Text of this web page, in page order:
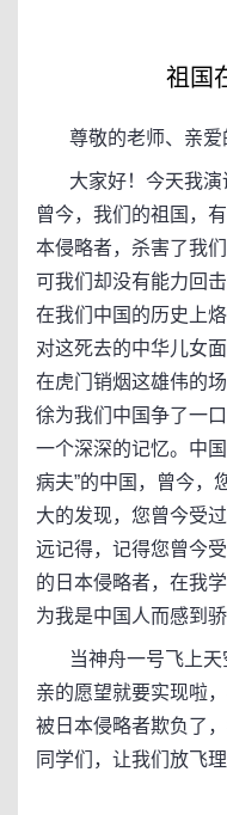
祖国
尊敬的老师、亲爱
大家好！今天我演
曾今，我们的祖国，
本侵略者，杀害了我
可我们却没有能力回
在我们中国的历史上
对这死去的中华儿女
在虎门销烟这雄伟的
徐为我们中国争了一
一个深深的记忆。中
病夫”的中国，曾今，
大的发现，您曾今受
远记得，记得您曾今
的日本侵略者，在我
为我是中国人而感到
当神舟一号飞上天
亲的愿望就要实现啦
被日本侵略者欺负了
同学们，让我们放飞